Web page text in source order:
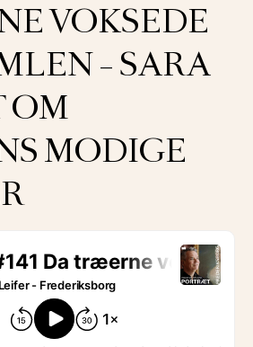
VOKSEDE
– SARA
OM
MODIGE